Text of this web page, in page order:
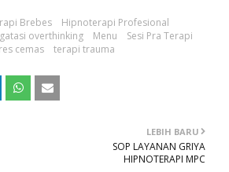
Brebes
Hipnoterapi Profesional
overthinking Menu
Sesi Pra Terapi
cemas terapi trauma
LEBIH BARU
SOP LAYANAN GRIYA
HIPNOTERAPI MPC